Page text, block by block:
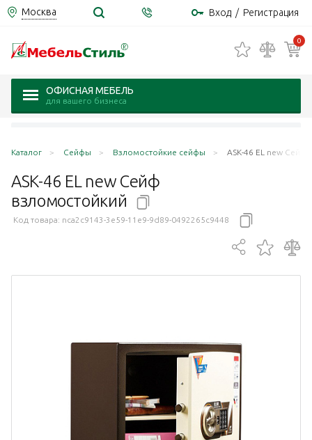
Москва Вход / Регистрация
0
ОФИСНАЯ МЕБЕЛЬ
для вашего бизнеса
Каталог Сейфы Взломостойкие сейфы ASK-46 EL new Сейф
ASK-46 EL new Сейф
взломостойкий
Код товара: nca2c9143-3e59-11e9-9d89-0492265c9448